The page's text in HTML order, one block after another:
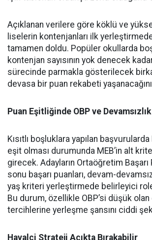
Açıklanan verilere göre köklü ve
liselerin kontenjanları ilk
tamamen doldu. Popüler okullarda
kontenjan sayısının yok denecek
sürecinde parmakla gösterilecek
devasa bir puan rekabeti
Puan Eşitliğinde OBP ve
Kısıtlı boşluklara yapılan başvurularda
eşit olması durumunda MEB’in alt
girecek. Adayların Ortaöğretim Başarı
sonu başarı puanları, devam-
yaş kriteri yerleştirmede belirleyici
Bu durum, özellikle OBP’si düşük
tercihlerine yerleşme şansını ciddi
Hayalci Strateji Açıkta Bırakabilir